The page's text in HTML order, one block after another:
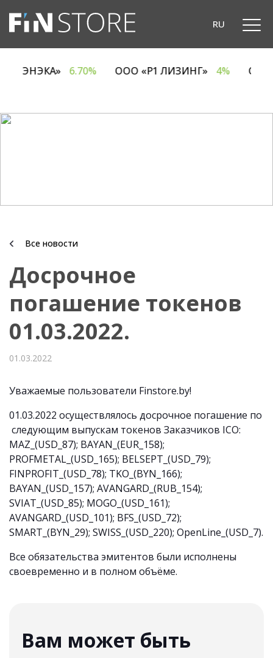
RU
«ЭНЭКА» 6.70% ООО «Р1 ЛИЗИНГ» 4%
Все новости
Досрочное
погашение токенов
01.03.2022.
01.03.2022
Уважаемые пользователи Finstore.by!
01.03.2022 осуществлялось досрочное погашение по
следующим выпускам токенов Заказчиков ICO:
MAZ_(USD_87); BAYAN_(EUR_158);
PROFMETAL_(USD_165); BELSEPT_(USD_79);
FINPROFIT_(USD_78); TKO_(BYN_166);
BAYAN_(USD_157); AVANGARD_(RUB_154);
SVIAT_(USD_85); MOGO_(USD_161);
AVANGARD_(USD_101); BFS_(USD_72);
SMART_(BYN_29); SWISS_(USD_220); OpenLine_(USD_7).
Все обязательства эмитентов были исполнены
своевременно и в полном объёме.
Вам может быть